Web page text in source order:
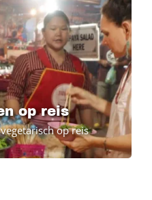
op reis
op reis